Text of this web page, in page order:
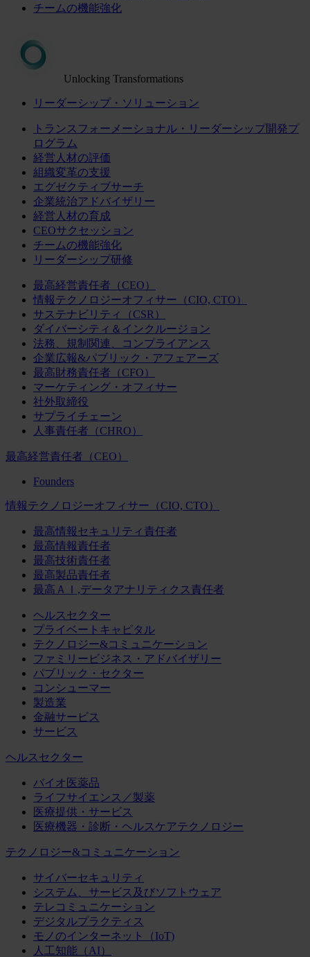
チームの機能強化
Unlocking Transformations
リーダーシップ・ソリューション
トランスフォーメーショナル・リーダーシップ開発プ
ログラム
経営人材の評価
組織変革の支援
エグゼクティブサーチ
企業統治アドバイザリー
経営人材の育成
CEOサクセッション
チームの機能強化
リーダーシップ研修
最高経営責任者（CEO）
情報テクノロジーオフィサー（CIO, CTO）
サステナビリティ（CSR）
ダイバーシティ＆インクルージョン
法務、規制関連、コンプライアンス
企業広報&パブリック・アフェアーズ
最高財務責任者（CFO）
マーケティング・オフィサー
社外取締役
サプライチェーン
人事責任者（CHRO）
最高経営責任者（CEO）
Founders
情報テクノロジーオフィサー（CIO, CTO）
最高情報セキュリティ責任者
最高情報責任者
最高技術責任者
最高製品責任者
最高ＡＩ,データアナリティクス責任者
ヘルスセクター
プライベートキャピタル
テクノロジー&コミュニケーション
ファミリービジネス・アドバイザリー
パブリック・セクター
コンシューマー
製造業
金融サービス
サービス
ヘルスセクター
バイオ医薬品
ライフサイエンス／製薬
医療提供・サービス
医療機器・診断・ヘルスケアテクノロジー
テクノロジー&コミュニケーション
サイバーセキュリティ
システム、サービス及びソフトウェア
テレコミュニケーション
デジタルプラクティス
モノのインターネット（IoT)
人工知能（AI）